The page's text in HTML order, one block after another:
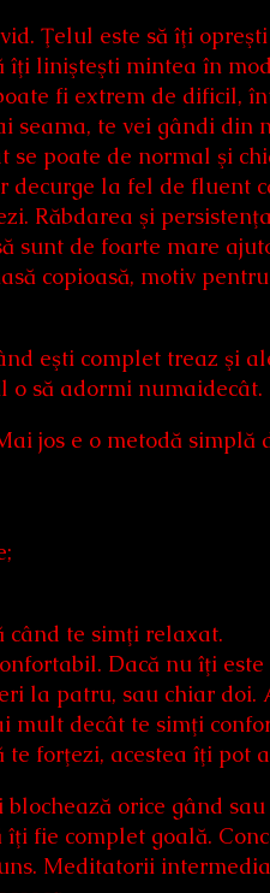
Ţelul este să îţi
îţi linişteşti mintea în
fi extrem de dificil,
te vei gândi din
se poate de normal şi
la fel de fluent
Răbdarea şi
sunt de foarte mare
copioasă, motiv
eşti complet treaz şi
o să adormi numaidecât.
jos e o metodă simplă
când te simţi relaxat.
Dacă nu îţi
la patru, sau chiar doi.
decât te simţi
forţezi, acestea îţi pot
orice gând
fie complet goală.
Meditatorii